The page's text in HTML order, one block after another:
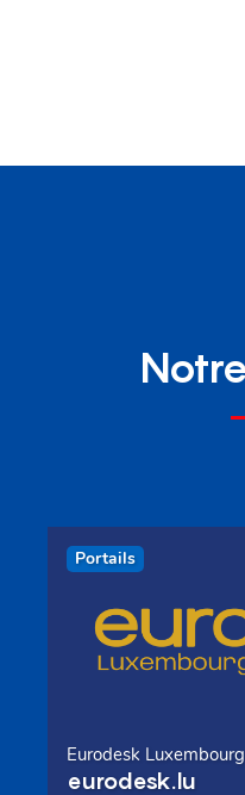
Portails
Eurodesk Luxembourg
eurodesk.lu